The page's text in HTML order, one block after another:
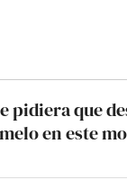
pidiera que
en este